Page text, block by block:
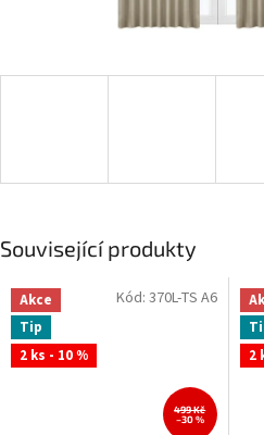
Související produkty
Akce
Tip
2 ks - 10 %
499 Kč
–30 %
Kód: 370L-TS A6
2